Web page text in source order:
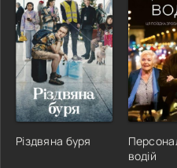
Різдвяна буря
водій